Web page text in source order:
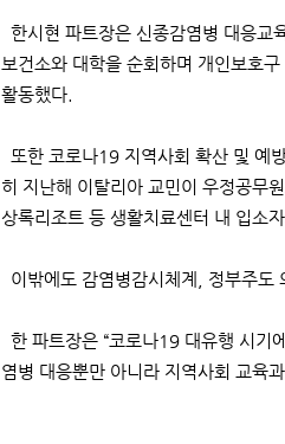
한시현 파트장은 신종감염병 대응교
보건소와 대학을 순회하며 개인보호
활동했다.
또한 코로나19 지역사회 확산 및 예
히 지난해 이탈리아 교민이 우정공무
상록리조트 등 생활치료센터 내 입소
이밖에도 감염병감시체계, 정부주도
한 파트장은 “코로나19 대유행 시기
염병 대응뿐만 아니라 지역사회 교육